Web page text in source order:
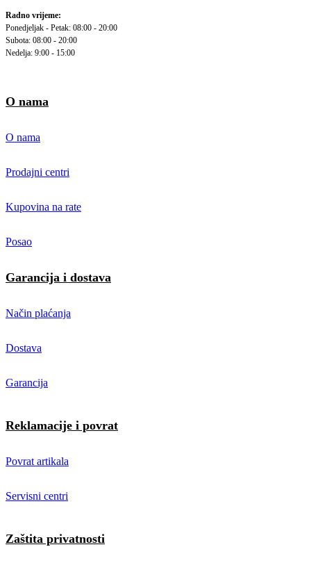
Radno vrijeme:
Ponedjeljak - Petak: 08:00 - 20:00
Subota: 08:00 - 20:00
Nedelja: 9:00 - 15:00
O nama
O nama
Prodajni centri
Kupovina na rate
Posao
Garancija i dostava
Način plaćanja
Dostava
Garancija
Reklamacije i povrat
Povrat artikala
Servisni centri
Zaštita privatnosti